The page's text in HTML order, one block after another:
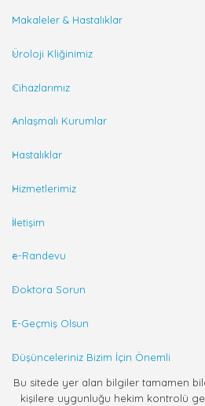
Makaleler & Hastalıklar
Üroloji Kliğinimiz
Cihazlarımız
Anlaşmalı Kurumlar
Hastalıklar
Hizmetlerimiz
İletişim
e-Randevu
Doktora Sorun
E-Geçmiş Olsun
Düşünceleriniz Bizim İçin Önemli
Bu sitede yer alan bilgiler tamamen
kişilere uygunluğu hekim kontrolü